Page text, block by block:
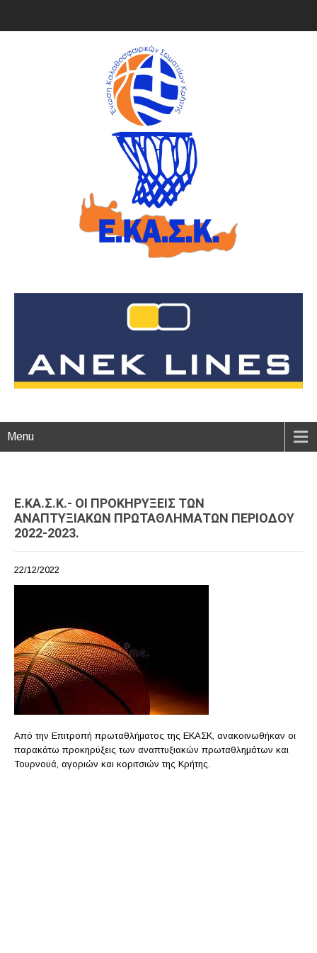
Menu
Ε.ΚΑ.Σ.Κ.- ΟΙ ΠΡΟΚΗΡΥΞΕΙΣ ΤΩΝ
ΑΝΑΠΤΥΞΙΑΚΩΝ ΠΡΩΤΑΘΛΗΜΑΤΩΝ ΠΕΡΙΟΔΟΥ
2022-2023.
22/12/2022
Από την Επιτροπή πρωταθλήματος της ΕΚΑΣΚ, ανακοινωθήκαν οι
παρακάτω προκηρύξεις των αναπτυξιακών πρωταθλημάτων και
Τουρνουά, αγοριών και κοριτσιών της Κρήτης.